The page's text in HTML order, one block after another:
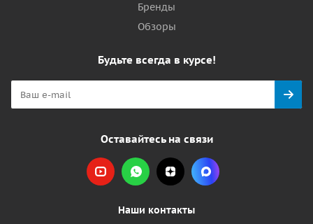
Бренды
Обзоры
Будьте всегда в курсе!
Оставайтесь на связи
Наши контакты